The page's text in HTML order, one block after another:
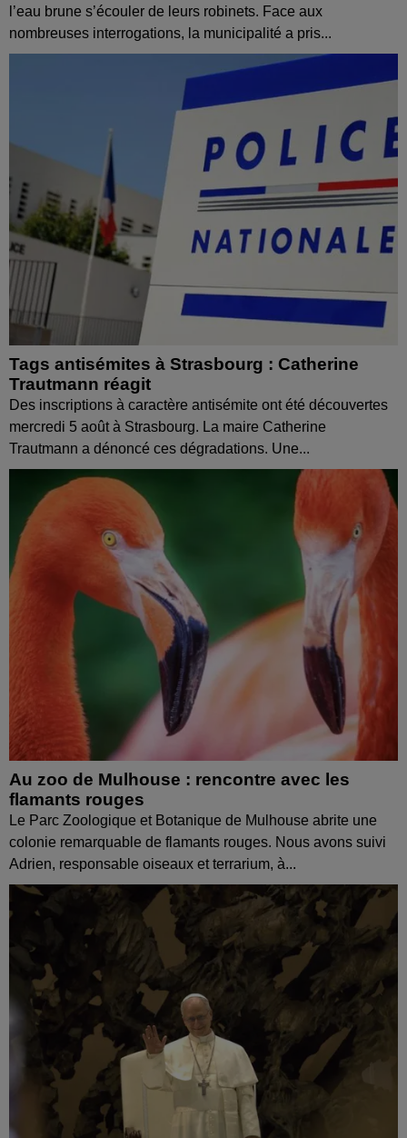
l’eau brune s’écouler de leurs robinets. Face aux
nombreuses interrogations, la municipalité a pris...
Tags antisémites à Strasbourg : Catherine
Trautmann réagit
Des inscriptions à caractère antisémite ont été découvertes
mercredi 5 août à Strasbourg. La maire Catherine
Trautmann a dénoncé ces dégradations. Une...
Au zoo de Mulhouse : rencontre avec les
flamants rouges
Le Parc Zoologique et Botanique de Mulhouse abrite une
colonie remarquable de flamants rouges. Nous avons suivi
Adrien, responsable oiseaux et terrarium, à...